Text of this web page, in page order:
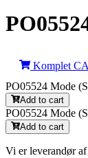
Komplet
PO05524 Mode
Add to cart
PO05524 Mode
Add to cart
Vi er leverandør